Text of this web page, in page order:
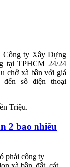
Công ty Xây Dựng
tại TPHCM 24/24
chở xà bần với giá
số điện thoại
2 bao nhiêu
phải công ty